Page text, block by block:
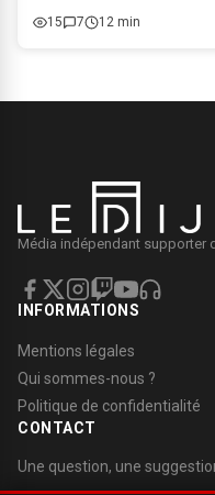
15 7 12 min
Média indépendant supporter
INFORMATIONS
Mentions légales
Qui sommes-nous ?
Politique de confidentialité
CONTACT
Une question, une